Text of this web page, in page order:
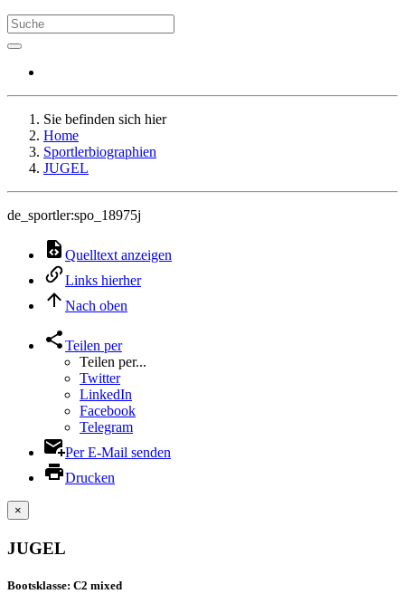
Sie befinden sich hier
Home
Sportlerbiographien
JUGEL
de_sportler:spo_18975j
Quelltext anzeigen
Links hierher
Nach oben
Teilen per
Teilen per...
Twitter
LinkedIn
Facebook
Telegram
Per E-Mail senden
Drucken
×
JUGEL
Bootsklasse: C2 mixed